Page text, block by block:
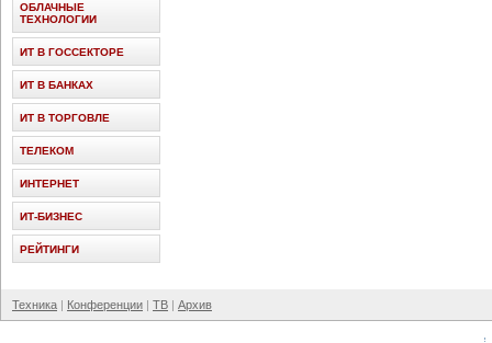
ОБЛАЧНЫЕ
ТЕХНОЛОГИИ
ИТ В ГОССЕКТОРЕ
ИТ В БАНКАХ
ИТ В ТОРГОВЛЕ
ТЕЛЕКОМ
ИНТЕРНЕТ
ИТ-БИЗНЕС
РЕЙТИНГИ
Техника Конференции ТВ Архив